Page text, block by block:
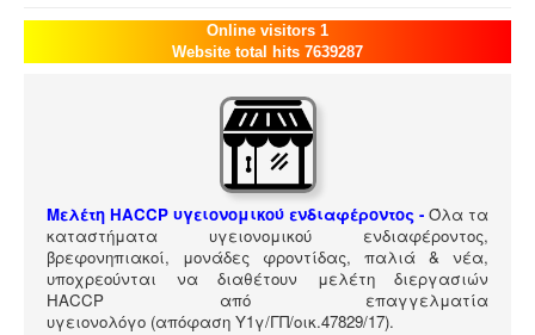
Αρχική
Επιχείρηση
Αναζήτηση
Online visitors 1
Website total hits 7639287
Μελέτη HACCP υγειονομικού ενδιαφέροντος - Όλα τα
καταστήματα υγειονομικού ενδιαφέροντος,
βρεφονηπιακοί, μονάδες φροντίδας, παλιά & νέα,
υποχρεούνται να διαθέτουν μελέτη διεργασιών
HACCP από επαγγελματία
υγειονολόγο (απόφαση Υ1γ/ΓΠ/οικ.47829/17).